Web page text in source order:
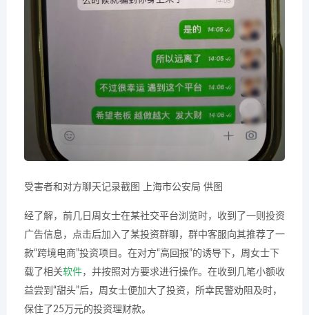
受害者和对方聊天记录截图 上海市公安局 供图
经了解，前几日周女士在某社交平台浏览时，收到了一则投资
广告信息，点击后加入了某投资群聊，群中客服向其推荐了一
款“跨境电商”投资项目。在对方“高回报”的诱导下，周女士下
载了相关软件，并按照对方要求进行操作。在收到几笔小额收
益尝到“甜头”后，周女士便加大了投资，所幸民警劝阻及时，
保住了25万元的投资理财款。